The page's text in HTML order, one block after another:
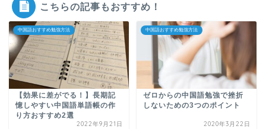
こちらの記事もおすすめ！
中国語おすすめ勉強方法
【効果に差がでる！】長期記
憶しやすい中国語単語帳の作
り方おすすめ2選
2022年9月21日
中国語おすすめ勉強方法
ゼロからの中国語勉強で挫折
しないための3つのポイント
2020年3月22日